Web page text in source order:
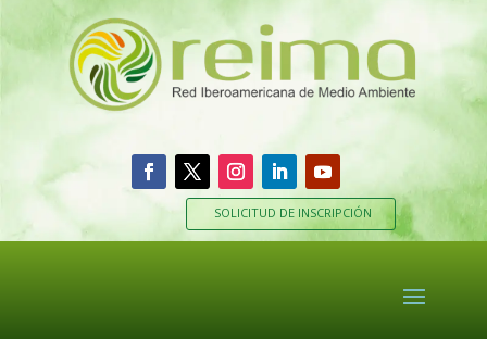
SOLICITUD DE INSCRIPCIÓN